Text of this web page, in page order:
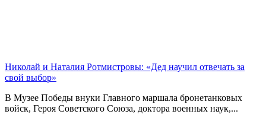
Николай и Наталия Ротмистровы: «Дед научил отвечать за
свой выбор»
В Музее Победы внуки Главного маршала бронетанковых
войск, Героя Советского Союза, доктора военных наук,...